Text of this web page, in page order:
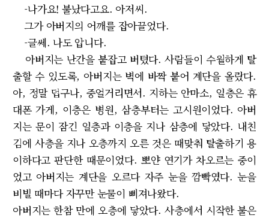
-나가요! 불났다고요. 아저씨.
그가 아버지의 어깨를 잡아끌었다.
-글쎄. 나도 압니다.
아버지는 난간을 붙잡고 버텼다. 사람들이 수월하게 탈
출할 수 있도록, 아버지는 벽에 바짝 붙어 계단을 올랐다.
아, 정말 덥구나, 중얼거리면서. 지하는 안마소, 일층은 휴
대폰 가게, 이층은 병원, 삼층부터는 고시원이었다. 아버
지는 문이 잠긴 일층과 이층을 지나 삼층에 닿았다. 내친
김에 사층을 지나 오층까지 오른 것은 때맞춰 탈출하기 용
이하다고 판단한 때문이었다. 뽀얀 연기가 차오르는 중이
었고 아버지는 계단을 오르다 자주 눈을 깜빡였다. 눈을
비빌 때마다 자꾸만 눈물이 삐져나왔다.
아버지는 한참 만에 오층에 닿았다. 사층에서 시작한 불은